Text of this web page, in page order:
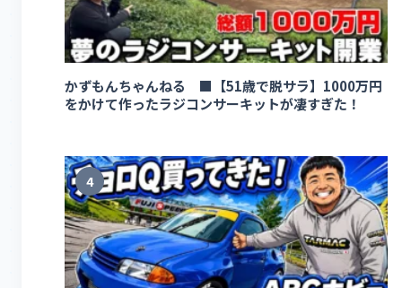
かずもんちゃんねる ■【51歳で脱サラ】1000万円
をかけて作ったラジコンサーキットが凄すぎた！
4